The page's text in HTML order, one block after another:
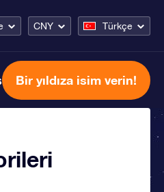
CNY Türkçe
Bir yıldıza isim verin!